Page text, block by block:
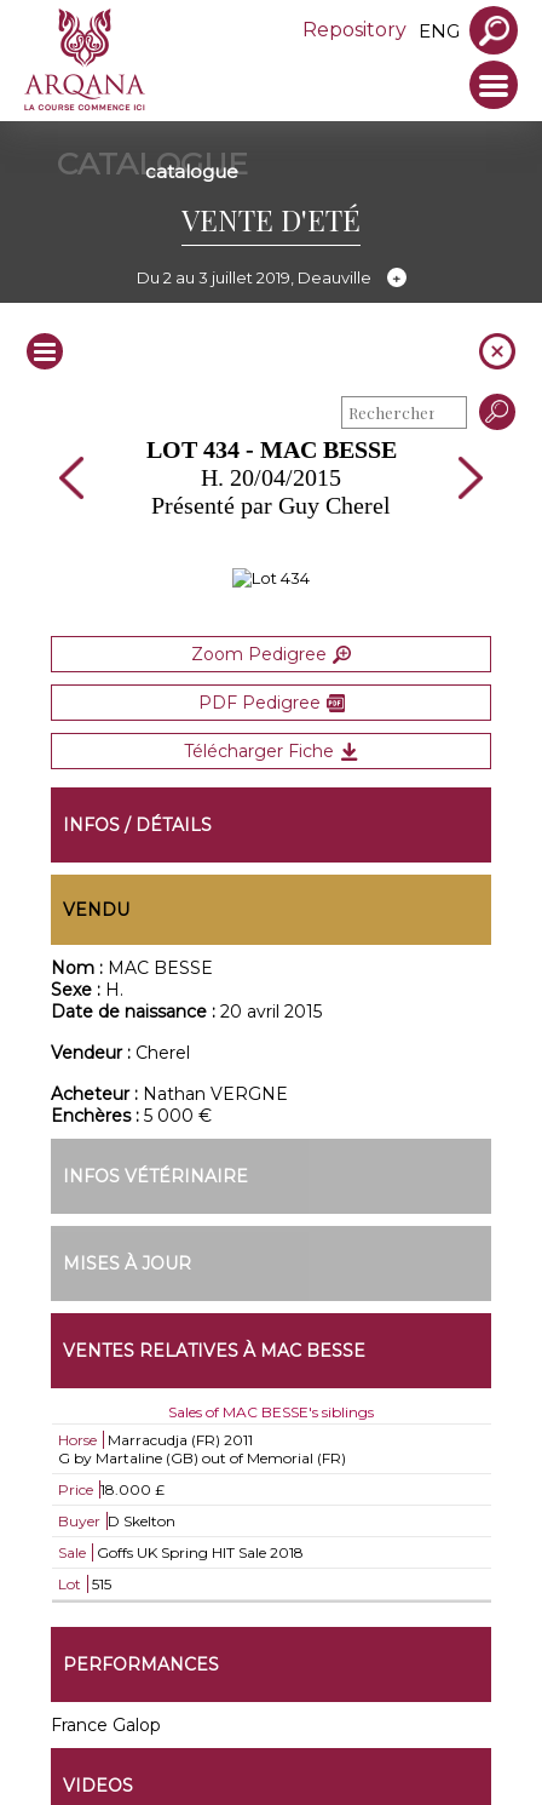
Repository ENG
CATALOGUE
catalogue
VENTE D'ETÉ
Du 2 au 3 juillet 2019, Deauville
LOT 434 - MAC BESSE
H. 20/04/2015
Présenté par Guy Cherel
Zoom Pedigree
PDF Pedigree
Télécharger Fiche
INFOS / DÉTAILS
VENDU
Nom : MAC BESSE
Sexe : H.
Date de naissance :20 avril 2015
Vendeur : Cherel
Acheteur : Nathan VERGNE
Enchères :5 000 €
INFOS VÉTÉRINAIRE
MISES À JOUR
VENTES RELATIVES À MAC BESSE
Sales of MAC BESSE's siblings
Horse
Marracudja (FR) 2011
G by Martaline (GB) out of Memorial (FR)
Price 18.000 £
Buyer D Skelton
Sale
Goffs UK Spring HIT Sale 2018
Lot
515
PERFORMANCES
France Galop
VIDEOS